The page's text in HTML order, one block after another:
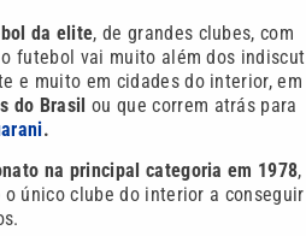
da elite, de grandes clubes, com
futebol vai muito além dos
e muito em cidades do interior, em
do Brasil ou que correm atrás para
.
na principal categoria em 1978
único clube do interior a